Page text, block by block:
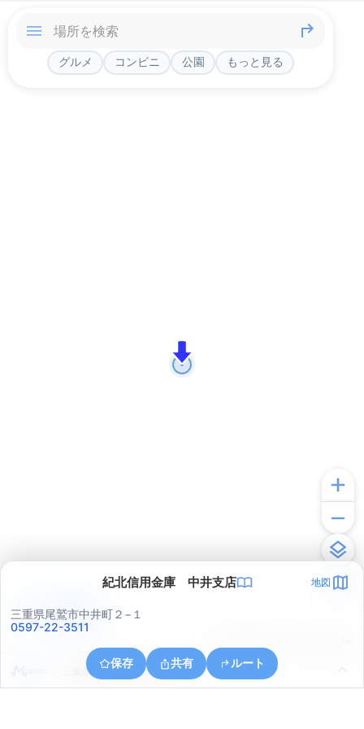
グルメ コンビニ 公園 もっと見る
紀北信用金庫 中井支店 地図
三重県尾鷲市中井町２−１
0597-22-3511
保存 共有 ルート
三重県尾鷲市古戸野町２
アプリで見る